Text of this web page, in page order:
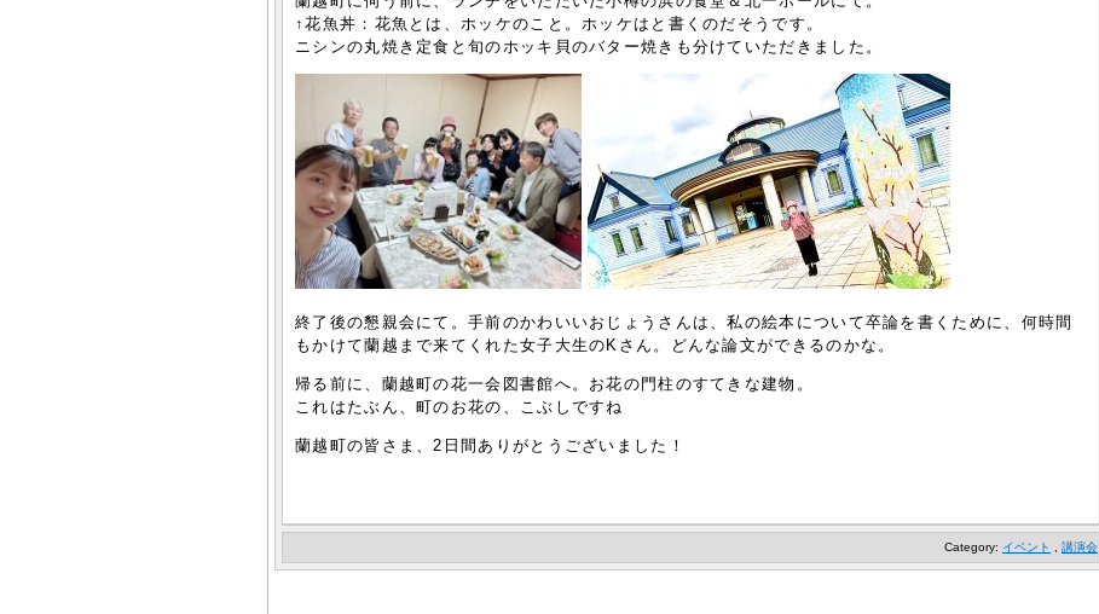
↑花魚丼：花魚とは、ホッケのこと。ホッケはと書くのだそうです。
ニシンの丸焼き定食と旬のホッキ貝のバター焼きも分けていただきました。
終了後の懇親会にて。手前のかわいいおじょうさんは、私の絵本について卒論を書くために、何時間
もかけて蘭越まで来てくれた女子大生のKさん。どんな論文ができるのかな。
帰る前に、蘭越町の花一会図書館へ。お花の門柱のすてきな建物。
これはたぶん、町のお花の、こぶしですね
蘭越町の皆さま、2日間ありがとうございました！
Category: イベント , 講演会